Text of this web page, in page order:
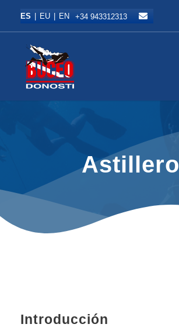
+34 943312313
Astillero
Introducción